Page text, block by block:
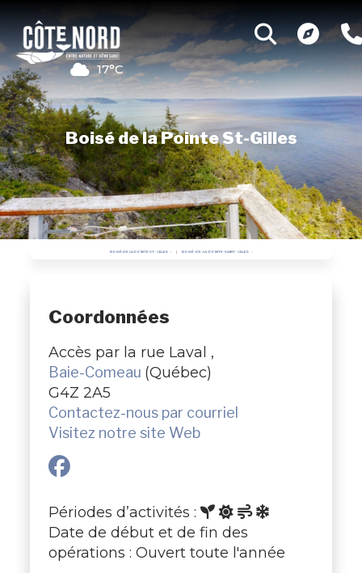
17°C
Boisé de la Pointe St-Gilles
BOISÉ DE LA POINTE ST-GILLES BOISÉ-DE-LA-POINTE-SAINT-GILLES
Coordonnées
Accès par la rue Laval ,
Baie-Comeau (Québec)
G4Z 2A5
Contactez-nous par courriel
Visitez notre site Web
Périodes d’activités :
Date de début et de fin des
opérations : Ouvert toute l'année